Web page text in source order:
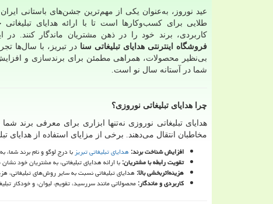
عید نوروز، به‌عنوان یکی از مهم‌ترین جشن‌های باستانی
طلایی برای کسب‌وکارها است تا با ارائه هدایای تبلیغاتی
کاربردی، برند خود را در ذهن مشتریان ماندگار کنند. در
فروشگاه اینترنتی هدایای تبلیغاتی سنا در تبریز، با سال‌ها
بی‌نظیر محصولات، همراهی مطمئن برای برندسازی و
شما در آستانه سال نو است.
چرا هدایای تبلیغاتی نوروزی؟
هدایای تبلیغاتی نوروزی نه‌تنها ابزاری برای معرفی برند
مخاطبان انتقال می‌دهند. برخی از مزایای استفاده از هدایای
افزایش شناخت برند: هدایای تبلیغاتی تبریز با درج لوگو و نام برند شما،
تقویت رابطه با مشتریان:با ارائه هدایای تبلیغاتی، به مشتریان خود
هزینه‌اثربخشی بالا: هدایای تبلیغاتی نسبت به سایر روش‌های تبلیغاتی،
کاربردی و ماندگار:محصولاتی مانند سررسید، تقویم، لیوان، و خودکار